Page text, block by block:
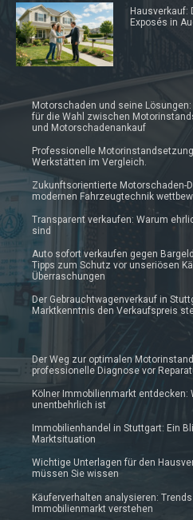
Hausverkauf:
Exposés in
Motorschaden und seine
für die Wahl zwischen
und Motorschadenankauf
Professionelle
Werkstätten im Vergleich.
Zukunftsorientierte Motorschaden-
modernen Fahrzeugtechnik
Transparent verkaufen: Warum
sind
Auto sofort verkaufen gegen
Tipps zum Schutz vor unseriösen
Überraschungen
Der Gebrauchtwagenverkauf in
Marktkenntnis den Verkaufspreis
Der Weg zur optimalen
professionelle Diagnose vor
Kölner Immobilienmarkt entdecken:
unentbehrlich ist
Immobilienhandel in Stuttgart: Ein
Marktsituation
Wichtige Unterlagen für den
müssen Sie wissen
Käuferverhalten analysieren:
Immobilienmarkt verstehen